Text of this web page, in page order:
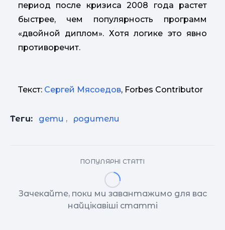
период после кризиса 2008 года растет
быстрее, чем популярность программ
«двойной диплом». Хотя логике это явно
противоречит.
Текст: Сергей Мясоедов, Forbes Contributor
Теги: дети , родители
ПОПУЛЯРНІ СТАТТІ
Зачекайте, поки ми завантажимо для вас
найцікавіші статті